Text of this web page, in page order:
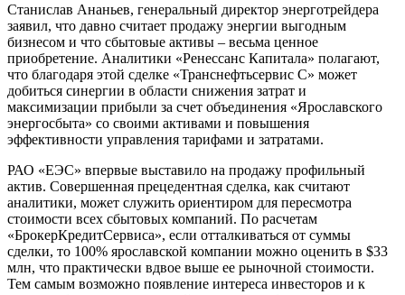
Станислав Ананьев, генеральный директор энерготрейдера
заявил, что давно считает продажу энергии выгодным
бизнесом и что сбытовые активы – весьма ценное
приобретение. Аналитики «Ренессанс Капитала» полагают,
что благодаря этой сделке «Транснефтьсервис С» может
добиться синергии в области снижения затрат и
максимизации прибыли за счет объединения «Ярославского
энергосбыта» со своими активами и повышения
эффективности управления тарифами и затратами.
РАО «ЕЭС» впервые выставило на продажу профильный
актив. Совершенная прецедентная сделка, как считают
аналитики, может служить ориентиром для пересмотра
стоимости всех сбытовых компаний. По расчетам
«БрокерКредитСервиса», если отталкиваться от суммы
сделки, то 100% ярославской компании можно оценить в $33
млн, что практически вдвое выше ее рыночной стоимости.
Тем самым возможно появление интереса инвесторов и к